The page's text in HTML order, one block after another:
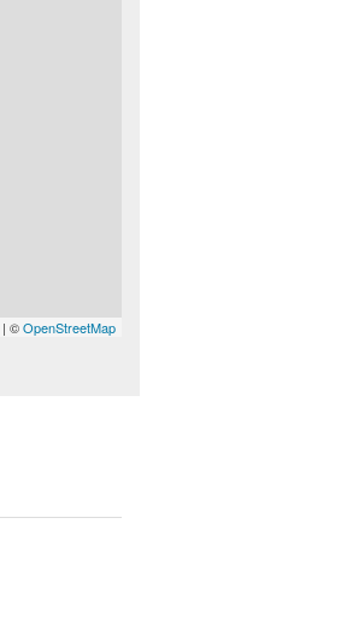
| ©OpenStreetMap